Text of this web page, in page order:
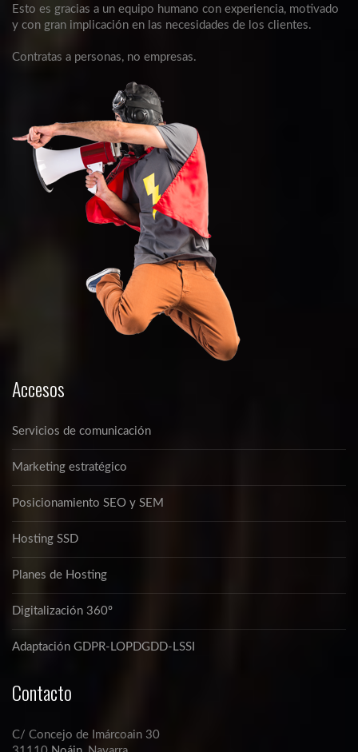
Esto es gracias a un equipo humano con experiencia, motivado
y con gran implicación en las necesidades de los clientes.
Contratas a personas, no empresas.
Accesos
Servicios de comunicación
Marketing estratégico
Posicionamiento SEO y SEM
Hosting SSD
Planes de Hosting
Digitalización 360º
Adaptación GDPR-LOPDGDD-LSSI
Contacto
C/ Concejo de Imárcoain 30